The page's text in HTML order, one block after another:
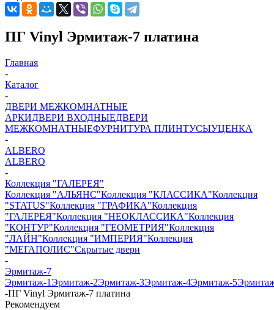
ПГ Vinyl Эрмитаж-7 платина
Главная
-
Каталог
-
ДВЕРИ МЕЖКОМНАТНЫЕ
АРКИДВЕРИ ВХОДНЫЕДВЕРИ
МЕЖКОМНАТНЫЕФУРНИТУРА ПЛИНТУСЫУЦЕНКА
-
ALBERO
ALBERO
-
Коллекция "ГАЛЕРЕЯ"
Коллекция "АЛЬЯНС"Коллекция "КЛАССИКА"Коллекция
"STATUS"Коллекция "ГРАФИКА"Коллекция
"ГАЛЕРЕЯ"Коллекция "НЕОКЛАССИКА"Коллекция
"КОНТУР"Коллекция "ГЕОМЕТРИЯ"Коллекция
"ЛАЙН"Коллекция "ИМПЕРИЯ"Коллекция
"МЕГАПОЛИС"Скрытые двери
-
Эрмитаж-7
Эрмитаж-1Эрмитаж-2Эрмитаж-3Эрмитаж-4Эрмитаж-5
-ПГ Vinyl Эрмитаж-7 платина
Рекомендуем